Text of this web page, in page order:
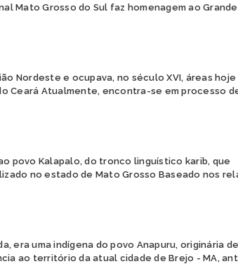
Mato Grosso do Sul faz homenagem ao Grande
Nordeste e ocupava, no século XVI, áreas hoje
Ceará Atualmente, encontra-se em processo
povo Kalapalo, do tronco linguístico karib, que
no estado de Mato Grosso Baseado nos
era uma indígena do povo Anapuru, originária de
ao território da atual cidade de Brejo - MA,